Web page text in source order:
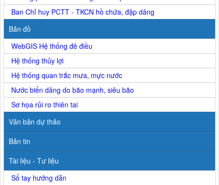
Ban Chỉ huy PCTT - TKCN hồ chứa, đập dâng
Bản đồ
WebGIS Hệ thống đê điều
Hệ thống thủy lợi
Hệ thống quan trắc mưa, mực nước
Nước biển dâng do bão mạnh, siêu bão
Sơ họa rủi ro thiên tai
Văn bản dự thảo
Bản tin
Tài liệu - Tư liệu
Sổ tay hướng dẫn